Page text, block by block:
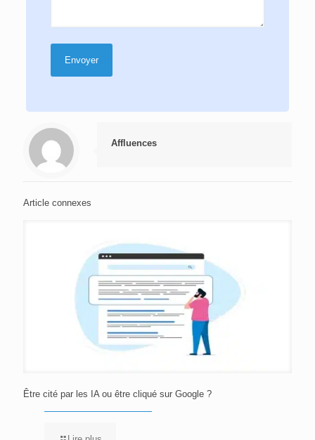
Affluences
Article connexes
Être cité par les IA ou être cliqué sur Google ?